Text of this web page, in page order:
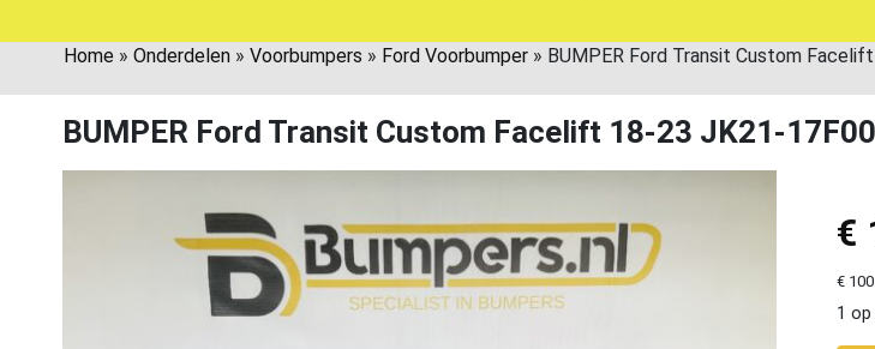
Home » Onderdelen » Voorbumpers » Ford Voorbumper » BUMPER Ford Transit Custom
BUMPER Ford Transit Custom Facelift 18-23 JK21-
€
€
1